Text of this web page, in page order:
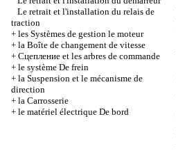
Le retrait et l'installation du relais de
traction
+ les Systèmes de gestion le moteur
+ la Boîte de changement de vitesse
+ Cцепление et les arbres de commande
+ le système De frein
+ la Suspension et le mécanisme de
direction
+ la Carrosserie
+ le matériel électrique De bord